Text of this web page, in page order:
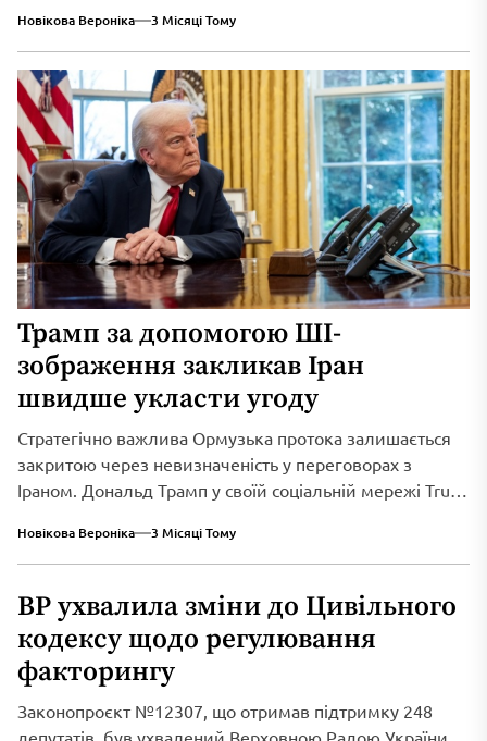
Новікова Вероніка 3 Місяці Тому
Трамп за допомогою ШІ-
зображення закликав Іран
швидше укласти угоду
Стратегічно важлива Ормузька протока залишається
закритою через невизначеність у переговорах з
Іраном. Дональд Трамп у своїй соціальній мережі Truth
Новікова Вероніка 3 Місяці Тому
ВР ухвалила зміни до Цивільного
кодексу щодо регулювання
факторингу
Законопроєкт №12307, що отримав підтримку 248